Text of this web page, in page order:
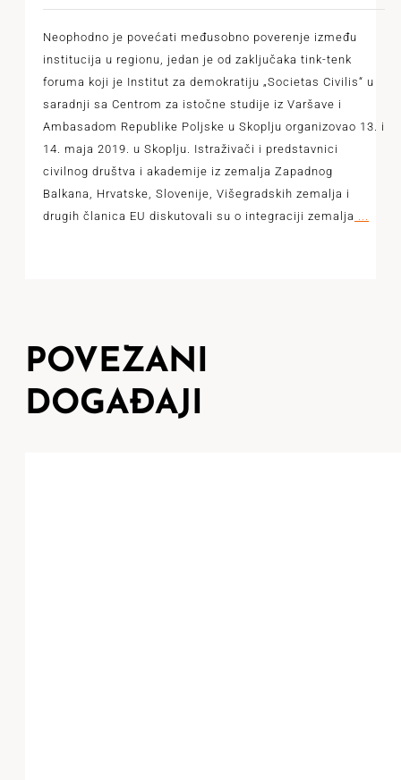
Neophodno je povećati međusobno poverenje između
institucija u regionu, jedan je od zaključaka tink-tenk
foruma koji je Institut za demokratiju „Societas Civilis“ u
saradnji sa Centrom za istočne studije iz Varšave i
Ambasadom Republike Poljske u Skoplju organizovao 13. i
14. maja 2019. u Skoplju. Istraživači i predstavnici
civilnog društva i akademije iz zemalja Zapadnog
Balkana, Hrvatske, Slovenije, Višegradskih zemalja i
drugih članica EU diskutovali su o integraciji zemalja ...
POVEZANI
DOGAĐAJI